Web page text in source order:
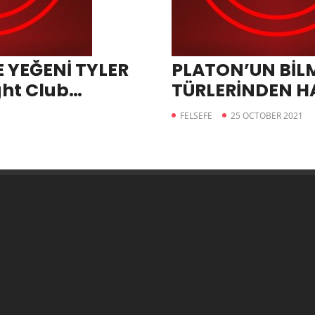
YEĞENİ TYLER
Club
PLATON’UN
TÜRLERİNDEN
TEMEL VE
FELSEFE 25 OCTOBER 2021